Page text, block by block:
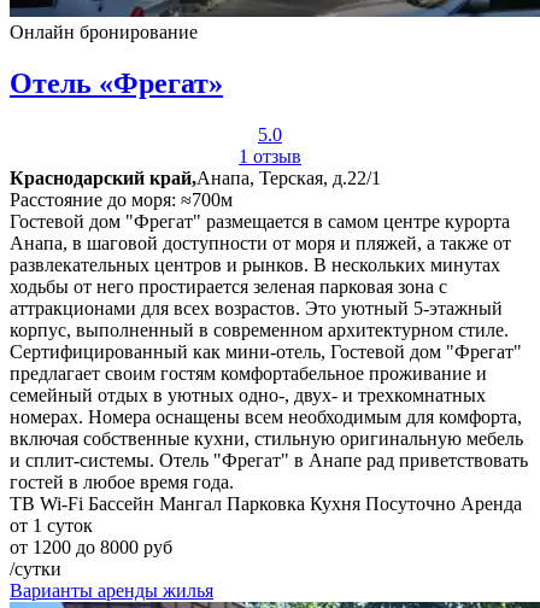
Онлайн бронирование
Отель «Фрегат»
5.0
1 отзыв
Краснодарский край,Анапа, Терская, д.22/1
Расстояние до моря: ≈700м
Гостевой дом "Фрегат" размещается в самом центре курорта
Анапа, в шаговой доступности от моря и пляжей, а также от
развлекательных центров и рынков. В нескольких минутах
ходьбы от него простирается зеленая парковая зона с
аттракционами для всех возрастов. Это уютный 5-этажный
корпус, выполненный в современном архитектурном стиле.
Сертифицированный как мини-отель, Гостевой дом "Фрегат"
предлагает своим гостям комфортабельное проживание и
семейный отдых в уютных одно-, двух- и трехкомнатных
номерах. Номера оснащены всем необходимым для комфорта,
включая собственные кухни, стильную оригинальную мебель
и сплит-системы. Отель "Фрегат" в Анапе рад приветствовать
гостей в любое время года.
ТВ Wi-Fi Бассейн Мангал Парковка Кухня Посуточно Аренда
от 1 суток
от 1200 до 8000 руб
/сутки
Варианты аренды жилья